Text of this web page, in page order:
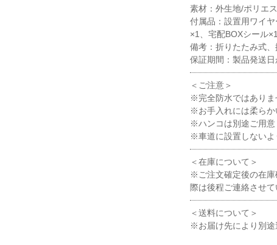
素材：外生地/ポリエ
付属品：設置用ワイ
×1、宅配BOXシール
備考：折りたたみ式
保証期間：製品発送日
＜ご注意＞
※完全防水ではありま
※お手入れには柔らか
※ハンコは別途ご用意
※車道に設置しないよ
＜在庫について＞
※ご注文確定後の在庫
際は後程ご連絡させて
＜送料について＞
※お届け先により別途